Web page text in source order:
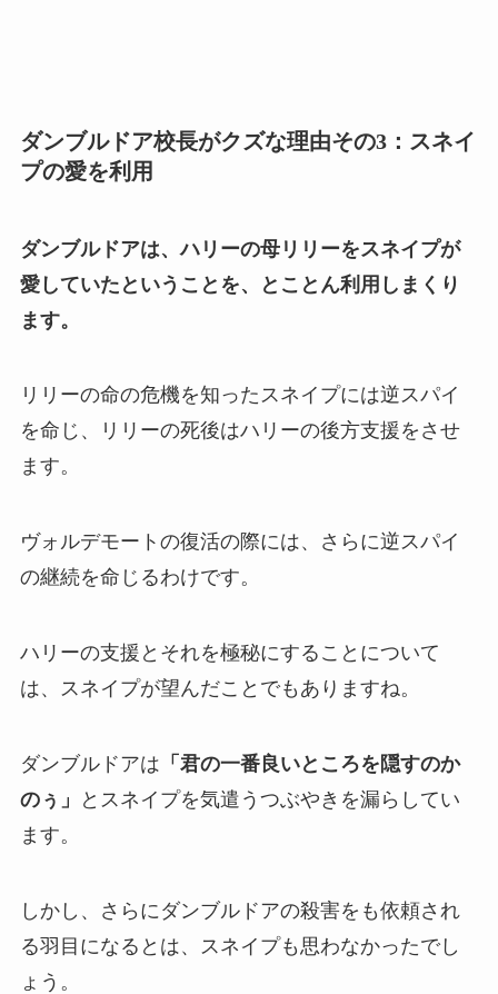
ダンブルドア校長がクズな理由その3：スネイ
プの愛を利用
ダンブルドアは、ハリーの母リリーをスネイプが
愛していたということを、とことん利用しまくり
ます。
リリーの命の危機を知ったスネイプには逆スパイ
を命じ、リリーの死後はハリーの後方支援をさせ
ます。
ヴォルデモートの復活の際には、さらに逆スパイ
の継続を命じるわけです。
ハリーの支援とそれを極秘にすることについて
は、スネイプが望んだことでもありますね。
ダンブルドアは 「君の一番良いところを隠すのか
のぅ」
とスネイプを気遣うつぶやきを漏らしてい
ます。
しかし、さらにダンブルドアの殺害をも依頼され
る羽目になるとは、スネイプも思わなかったでし
ょう。